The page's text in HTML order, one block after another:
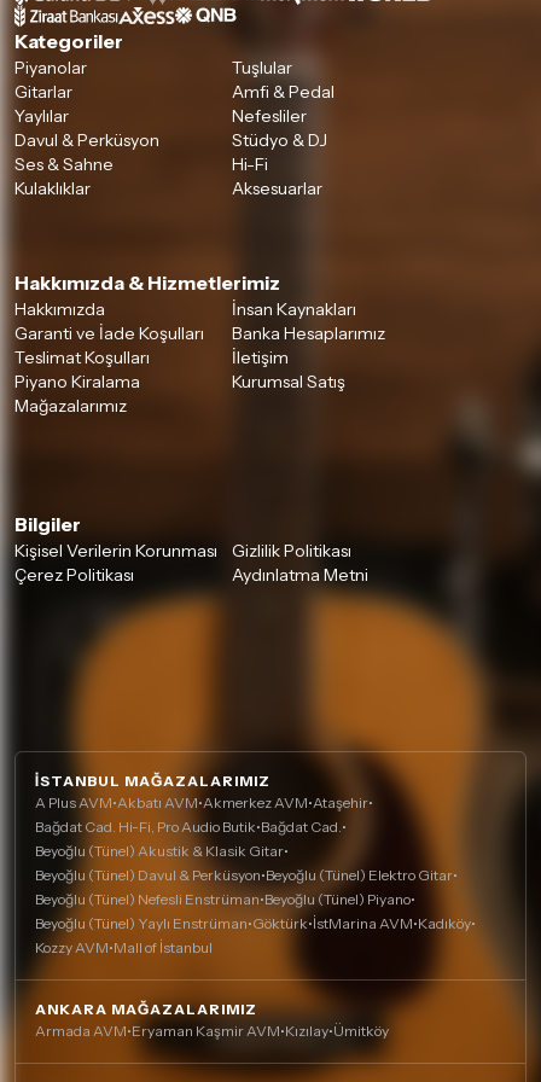
Kategoriler
Piyanolar
Tuşlular
Gitarlar
Amfi & Pedal
Yaylılar
Nefesliler
Davul & Perküsyon
Stüdyo & DJ
Ses & Sahne
Hi-Fi
Kulaklıklar
Aksesuarlar
Hakkımızda & Hizmetlerimiz
Hakkımızda
İnsan Kaynakları
Garanti ve İade Koşulları
Banka Hesaplarımız
Teslimat Koşulları
İletişim
Piyano Kiralama
Kurumsal Satış
Mağazalarımız
Bilgiler
Kişisel Verilerin Korunması
Gizlilik Politikası
Çerez Politikası
Aydınlatma Metni
İSTANBUL MAĞAZALARIMIZ
A Plus AVM•Akbatı AVM•Akmerkez AVM•Ataşehir•
Bağdat Cad. Hi-Fi, Pro Audio Butik•Bağdat Cad.•
Beyoğlu (Tünel) Akustik & Klasik Gitar•
Beyoğlu (Tünel) Davul & Perküsyon•Beyoğlu (Tünel) Elektro Gitar•
Beyoğlu (Tünel) Nefesli Enstrüman•Beyoğlu (Tünel) Piyano•
Beyoğlu (Tünel) Yaylı Enstrüman•Göktürk•İstMarina AVM•Kadıköy•
Kozzy AVM•Mall of İstanbul
ANKARA MAĞAZALARIMIZ
Armada AVM•Eryaman Kaşmir AVM•Kızılay•Ümitköy